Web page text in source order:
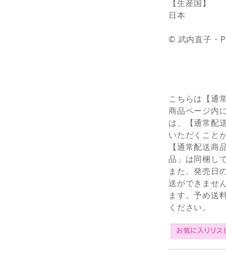
【生産国】
日本
© 武内直子・
こちらは【通
商品ページ内
は、【通常配
いただくこと
【通常配送
品」は同梱し
また、発売日
送ができませ
ます。予め送
ください。